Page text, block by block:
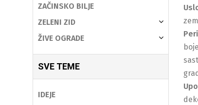
ZAČINSKO BILJE
ZELENI ZID
ŽIVE OGRADE
SVE TEME
IDEJE